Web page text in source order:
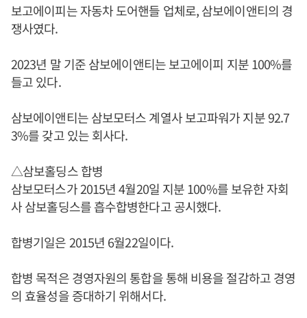
보고에이피는 자동차 도어핸들 업체로, 삼보에이앤티의 경
쟁사였다.
2023년 말 기준 삼보에이앤티는 보고에이피 지분 100%를
들고 있다.
삼보에이앤티는 삼보모터스 계열사 보고파워가 지분 92.7
3%를 갖고 있는 회사다.
△삼보홀딩스 합병
삼보모터스가 2015년 4월20일 지분 100%를 보유한 자회
사 삼보홀딩스를 흡수합병한다고 공시했다.
합병기일은 2015년 6월22일이다.
합병 목적은 경영자원의 통합을 통해 비용을 절감하고 경영
의 효율성을 증대하기 위해서다.